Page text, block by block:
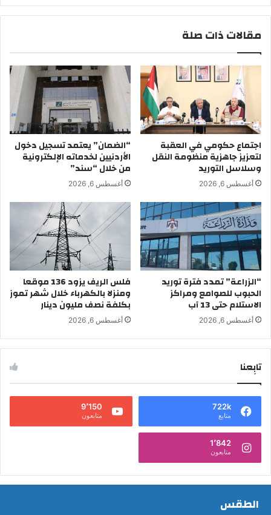
مقالات ذات صلة
اجتماع حكومي في العقبة
لتعزيز جاهزية منظومة النقل
وسلاسل التوريد
أغسطس 6, 2026
“الضمان” يعتمد تسجيل دخول
الأردنيين لخدماته الإلكترونية
من خلال “سند”
أغسطس 6, 2026
“الزراعة” تمدد فترة توريد
الحبوب للصوامع ومراكز
الاستلام حتى 13 آب
أغسطس 6, 2026
فلس الريف يزود 136 موقعا
ومنزلا بالكهرباء خلال شهر تموز
بكلفة نصف مليون دينار
أغسطس 6, 2026
تابِعنا
722k
متابع
9٬150
متابعون
1٬842
متابعون
الطقس